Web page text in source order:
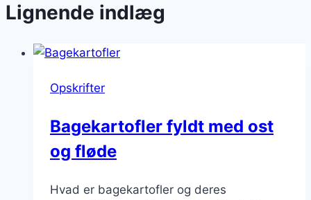
Lignende indlæg
Opskrifter
Bagekartofler fyldt med ost
og fløde
Hvad er bagekartofler og deres